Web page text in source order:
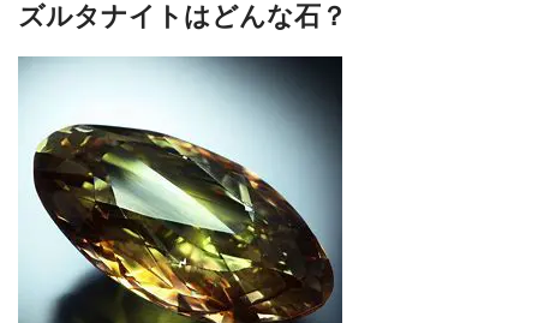
ズルタナイトはどんな石？